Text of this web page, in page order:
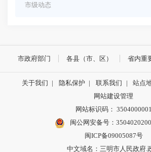
市级动态
市政府部门 各县（市、区） 省内重
关于我们 | 隐私保护 | 联系我们 | 站点
网站建设管理
网站标识码： 3504000001
闽公网安备号：
闽ICP备09005087号
中文域名：三明市人民政府.